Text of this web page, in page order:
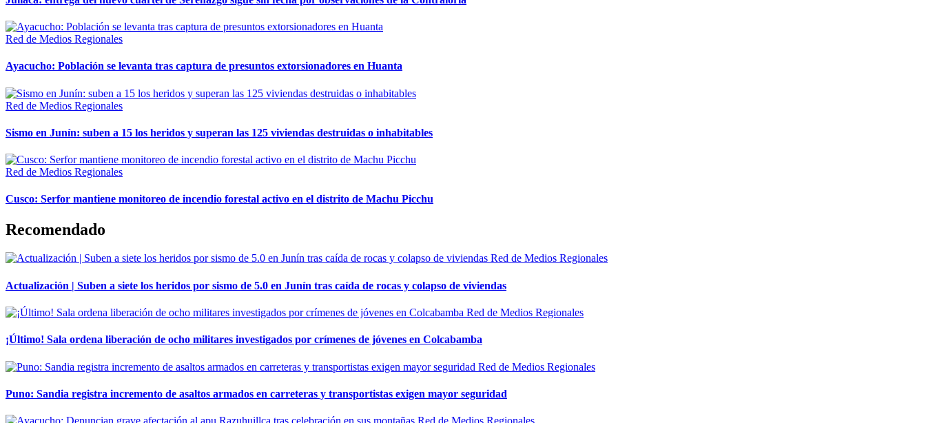
Red de Medios Regionales
Ayacucho: Población se levanta tras captura de presuntos extorsionadores en Huanta
Red de Medios Regionales
Sismo en Junín: suben a 15 los heridos y superan las 125 viviendas destruidas o inhabitables
Red de Medios Regionales
Cusco: Serfor mantiene monitoreo de incendio forestal activo en el distrito de Machu Picchu
Recomendado
Red de Medios Regionales
Actualización | Suben a siete los heridos por sismo de 5.0 en Junín tras caída de rocas y colapso de viviendas
Red de Medios Regionales
¡Último! Sala ordena liberación de ocho militares investigados por crímenes de jóvenes en Colcabamba
Red de Medios Regionales
Puno: Sandia registra incremento de asaltos armados en carreteras y transportistas exigen mayor seguridad
Red de Medios Regionales